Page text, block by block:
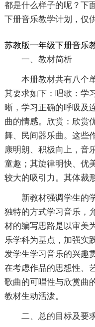
都是什么样子的呢？下
下册音乐教学计划，仅
苏教版一年级下册音乐
一、教材简析
本册教材共有八个
其要求如下：唱歌：学
晰，学习正确的呼吸及
曲的情感。欣赏：欣赏
舞、民间器乐曲。这些
康明朗、积极向上，音
童趣；其旋律明快、优
较大的吸引力。其体裁
新教材强调学生的
独特的方式学习音乐，
材的编写思路是以审美
乐学科为基点，加强实
发学生学习音乐的兴趣
在考虑作品的思想性、
歌曲的可唱性与欣赏曲
教材生动活泼。
二、总的目标及要